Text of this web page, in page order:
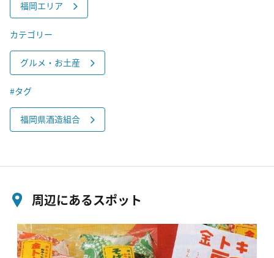
福岡エリア
カテゴリー
グルメ・お土産
#タグ
福岡県酒造組合
周辺にあるスポット